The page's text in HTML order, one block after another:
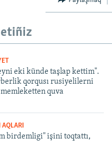
etiñiz
eki künde taşlap kettim".
qorqusı rusiyelilerni
quva
AQLARI
birdemligi" işini toqtattı,